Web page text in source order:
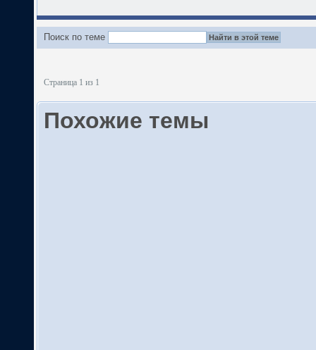
Поиск по теме
Страница 1 из 1
Похожие темы